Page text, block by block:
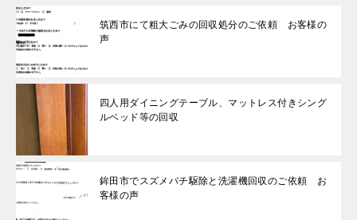
筑西市にて粗大ごみの回収処分のご依頼 お客様の
声
四人用ダイニングテーブル、マットレス付きシング
ルベッド等の回収
鉾田市でスズメバチ駆除と洗濯機回収のご依頼 お
客様の声